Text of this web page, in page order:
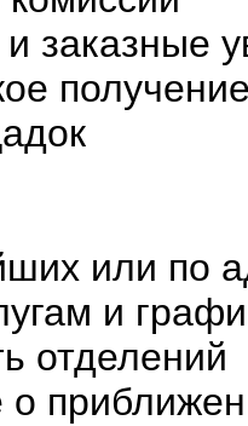
заказные
или по
и
отделений